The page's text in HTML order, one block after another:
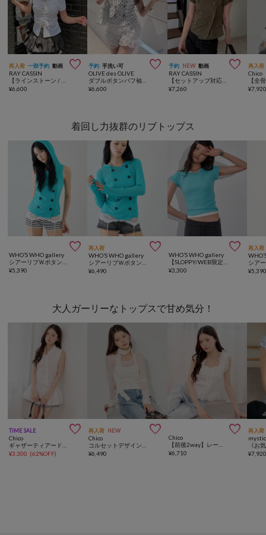
再入荷 一部予約 動画 
RAY CASSIN
¥6,600
予約 手洗い可 
OLIVE des OLIVE
¥6,600
予約 NEW 動画 
RAY CASSIN
【セットアップ対応】ナポレオンパフスリーブシャツ / ブラウス
¥7,260
再入荷
Chico
¥
着回し力抜群のリブトップス

WHO’S WHO gallery
シアーリブＷボタンノースリフーディ
¥5,390
再入荷 
WHO’S WHO gallery
シアーリブＷボタンL/Sフーディ
¥6,490

WHO’S WHO gallery
【SLOPPY/WEB限定カラーあり】リブチビTEE
¥3,300
再入荷
¥
大人ガーリーなトップスで甘め気分！
TIME SALE 
Chico
¥3,300 (62%OFF)
再入荷 NEW 
Chico
¥6,490

Chico
¥6,710
再入荷
mystic
¥